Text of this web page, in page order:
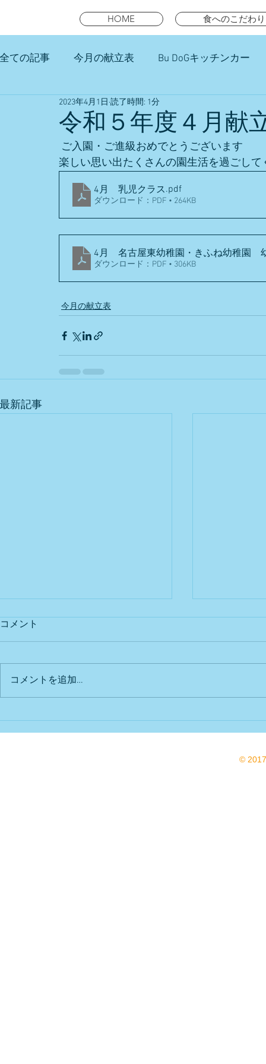
HOME 食へのこだわり
全ての記事 今月の献立表 Bu DoGキッチンカー
未就園児スマイルキッズランチ
令和５年度４月献
2023年4月1日 読了時間: 1分
ご入園・ご進級おめでとうございます
楽しい思い出たくさんの園生活を過ごして
4月 乳児クラス.pdf
ダウンロード：PDF • 264KB
4月 名古屋東幼稚園・きふね幼稚園
ダウンロード：PDF • 306KB
今月の献立表
最新記事
3月 献立表
卒園・進級へ最後の月日、思い出
園児のお友だち毎日たくさん食べ
てくれてありがとうございました
🍀幼児クラス 🍀乳児クラス
２月献立表
園の楽しい
コメント
コメントを追加…
©